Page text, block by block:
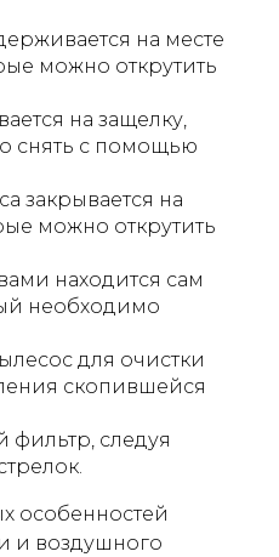
на месте
можно открутить
на защелку,
снять с помощью
закрывается на
можно открутить
находится сам
необходимо
для очистки
скопившейся
фильтр, следуя
особенностей
и воздушного